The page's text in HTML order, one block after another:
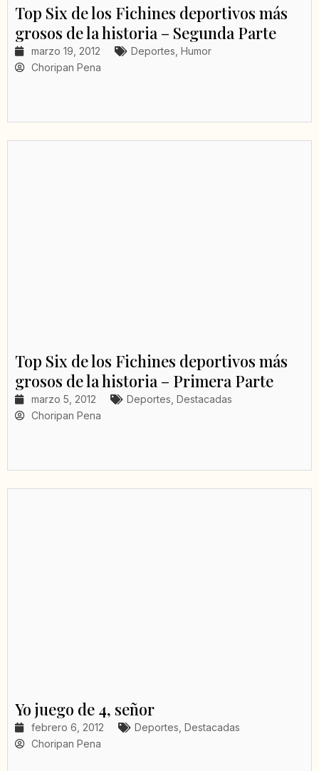
Top Six de los Fichines deportivos más
grosos de la historia – Segunda Parte
marzo 19, 2012 Deportes Humor
Choripan Pena
Top Six de los Fichines deportivos más
grosos de la historia – Primera Parte
marzo 5, 2012 Deportes Destacadas
Choripan Pena
Yo juego de 4, señor
febrero 6, 2012 Deportes Destacadas
Choripan Pena